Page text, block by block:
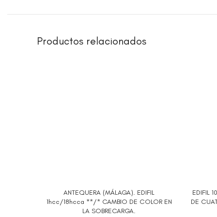
Productos relacionados
AÑADIR AL CARRITO
ANTEQUERA (MÁLAGA). EDIFIL
1hcc/18hcca **/* CAMBIO DE COLOR EN
LA SOBRECARGA.
AÑADIR
EDIFIL
DE